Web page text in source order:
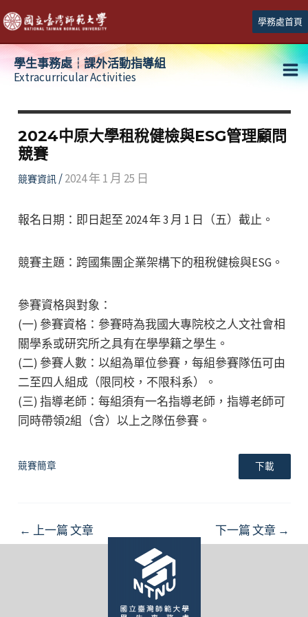
跳
至
主
學務處首頁
學生事務處┆課外活動指導組
Extracurricular Activities
2024中原大學租稅健檢與ESG管理顧問
競賽
競賽資訊/2024 年 1 月 25 日
報名日期：即日起至 2024 年 3 月 1 日（五）截止。
競賽主題：跨國集團企業架構下的租稅健檢與ESG。
參賽資格與對象：
(一) 參賽資格：參賽時為我國大專院校之人文社會相
關學系或研究所之具有在學學籍之學生。
(二) 參賽人數：以組為單位參賽，每組參賽隊伍可由
二至四人組成（限同校，不限科系）。
(三) 指導老師：每組須有一名指導老師，指導老師可
同時帶領2組（含）以上之隊伍參賽。
競賽簡章 下載
Post
navigation
← 上一篇 文章 下一篇 文章 →